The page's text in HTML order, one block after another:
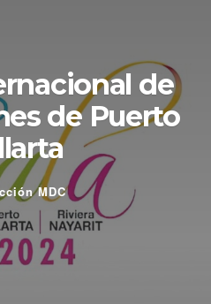
de
de Puerto
MDC